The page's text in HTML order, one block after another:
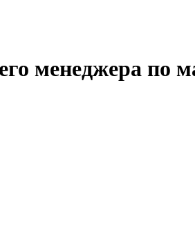
менеджера по